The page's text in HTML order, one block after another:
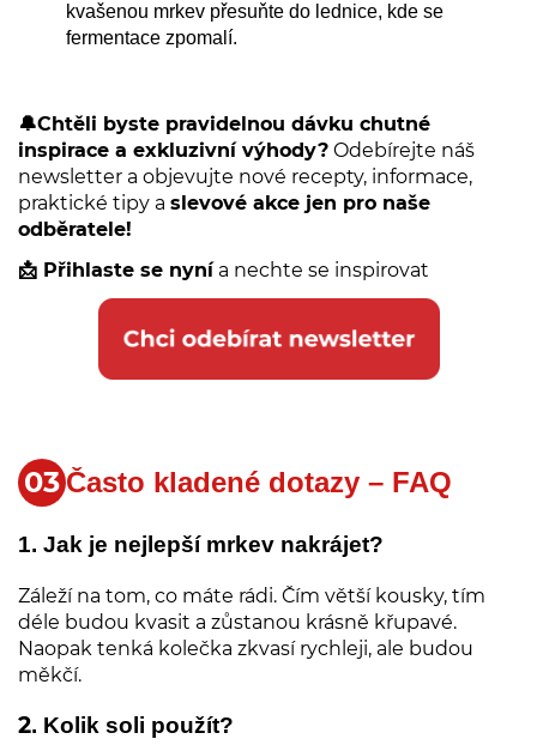
kvašenou mrkev přesuňte do lednice, kde se
fermentace zpomalí.
🔔Chtěli byste pravidelnou dávku chutné
inspirace a exkluzivní výhody? Odebírejte náš
newsletter a objevujte nové recepty, informace,
praktické tipy a slevové akce jen pro naše
odběratele!
📩 Přihlaste se nyní a nechte se inspirovat
Často kladené dotazy – FAQ
1. Jak je nejlepší mrkev nakrájet?
Záleží na tom, co máte rádi. Čím větší kousky, tím
déle budou kvasit a zůstanou krásně křupavé.
Naopak tenká kolečka zkvasí rychleji, ale budou
měkčí.
2. Kolik soli použít?